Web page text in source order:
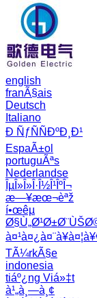
english
franÃ§ais
Deutsch
Italiano
Ð ÑƒÑÑÐºÐ¸Ð¹
EspaÃ±ol
portuguÃªs
Nederlandse
ÎµÎ»Î»Î·Î½Î¹ÎºÎ¬
æ—¥æœ¬èªž
í•œêµ­
TÃ¼rkÃ§e
indonesia
tiáº¿ng Viá»‡t
à¹„à¸—à¸¢